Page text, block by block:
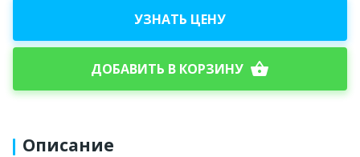
УЗНАТЬ ЦЕНУ
ДОБАВИТЬ В КОРЗИНУ shopping_basket
Описание